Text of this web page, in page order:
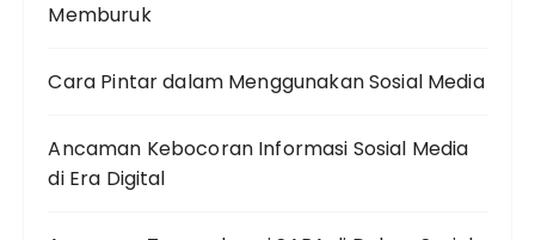
Memburuk
Cara Pintar dalam Menggunakan Sosial Media
Ancaman Kebocoran Informasi Sosial Media
di Era Digital